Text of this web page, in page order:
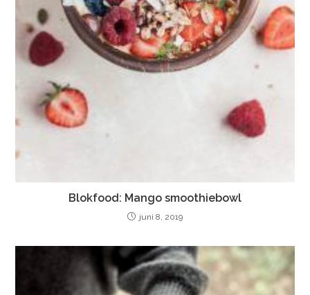
Blokfood: Mango smoothiebowl
juni 8, 2019